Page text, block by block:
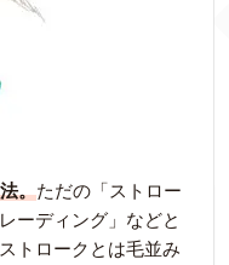
。ただの「ストロー
ーディング」などと
トロークとは毛並み